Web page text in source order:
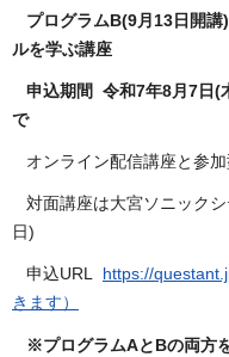
プログラムB(9月13日開
ルを学ぶ講座
申込期間 令和7年8月7日(
で
オンライン配信講座と参
対面講座は大宮ソニック
日)
申込URL https://
きます）
※プログラムAとBの両方